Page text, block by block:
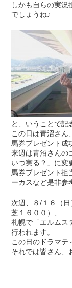
しかも自らの実況
でしょうね♪
と、いうことで記
この日は青沼さん
馬券プレゼント成
来週は青沼さんの
いつ実る？」に変
馬券プレゼント担
ーカスなど是非参
次週、８/１６（
芝１６００）、
札幌で「エルムス
行われます。
この日のドラマテ
それでは皆さん、